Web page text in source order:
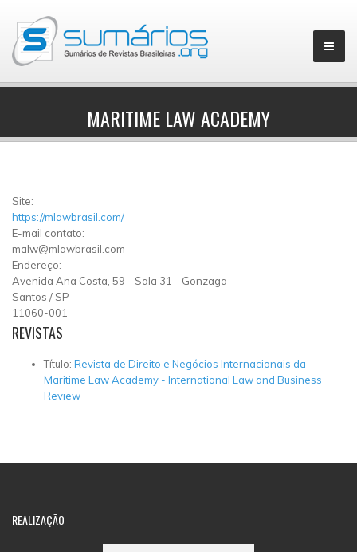
▼
MARITIME LAW ACADEMY
Site:
https://mlawbrasil.com/
E-mail contato:
malw@mlawbrasil.com
Endereço:
Avenida Ana Costa, 59 - Sala 31 - Gonzaga
Santos / SP
11060-001
REVISTAS
Título: Revista de Direito e Negócios Internacionais da
Maritime Law Academy - International Law and Business
Review
REALIZAÇÃO